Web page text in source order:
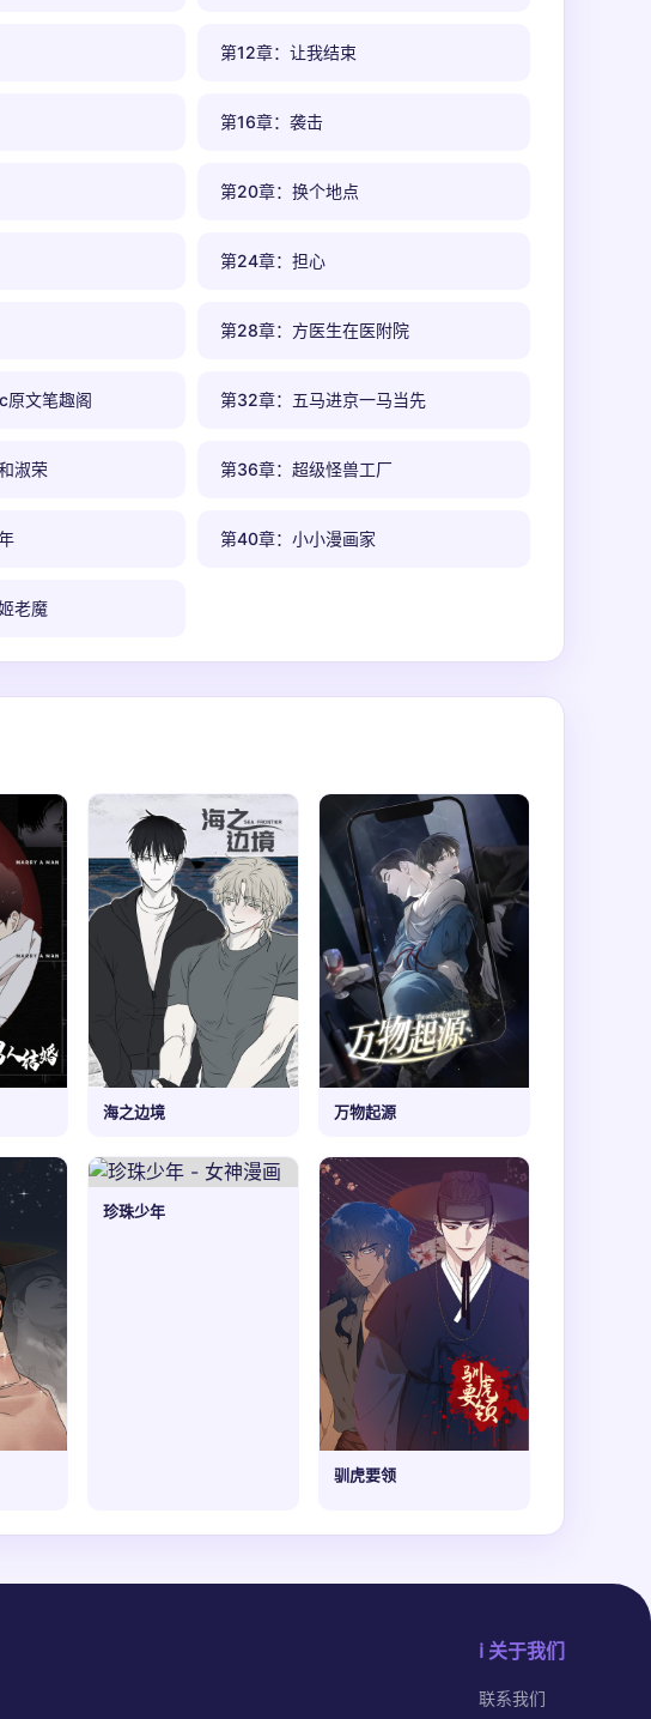
第12章：让我结束
第16章：袭击
第20章：换个地点
第24章：担心
第28章：方医生在医附院
原文笔趣阁 第32章：五马进京一马当先
淑荣 第36章：超级怪兽工厂
第40章：小小漫画家
老魔
海之边境 万物起源
珍珠少年
驯虎要领
ℹ️ 关于我们
联系我们